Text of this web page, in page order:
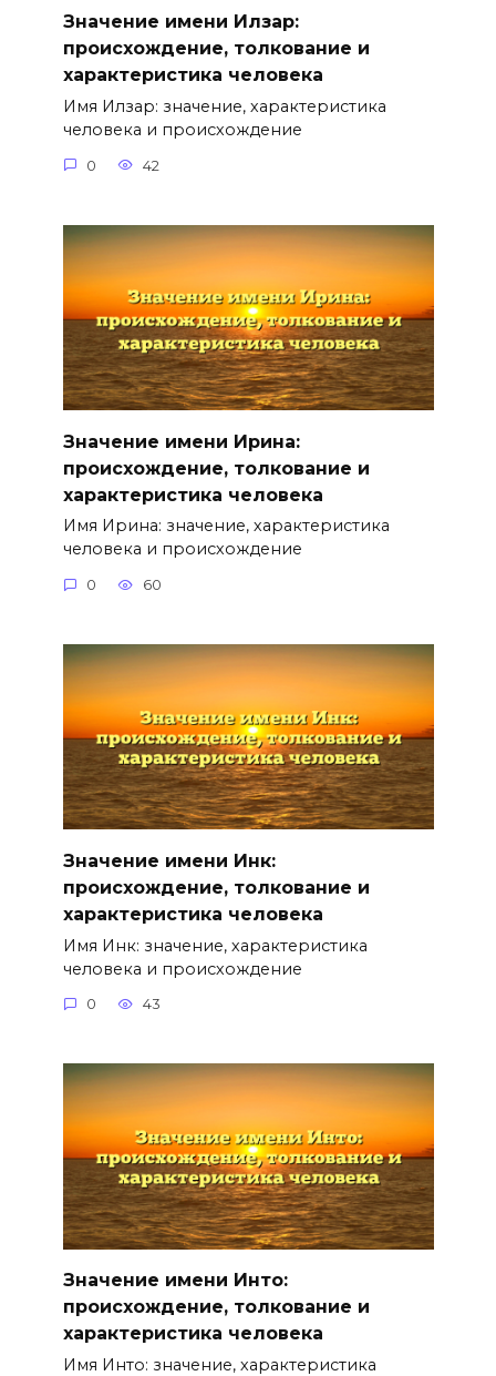
Значение имени Илзар:
происхождение, толкование и
характеристика человека
Имя Илзар: значение, характеристика
человека и происхождение
0 42
Значение имени Ирина:
происхождение, толкование и
характеристика человека
Имя Ирина: значение, характеристика
человека и происхождение
0 60
Значение имени Инк:
происхождение, толкование и
характеристика человека
Имя Инк: значение, характеристика
человека и происхождение
0 43
Значение имени Инто:
происхождение, толкование и
характеристика человека
Имя Инто: значение, характеристика